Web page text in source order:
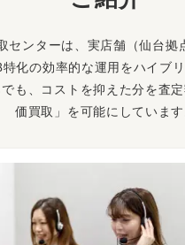
センターは、実店舗（仙台拠
特化の効率的な運用をハイブリ
も、コストを抑えた分を査
価買取」を可能にしています